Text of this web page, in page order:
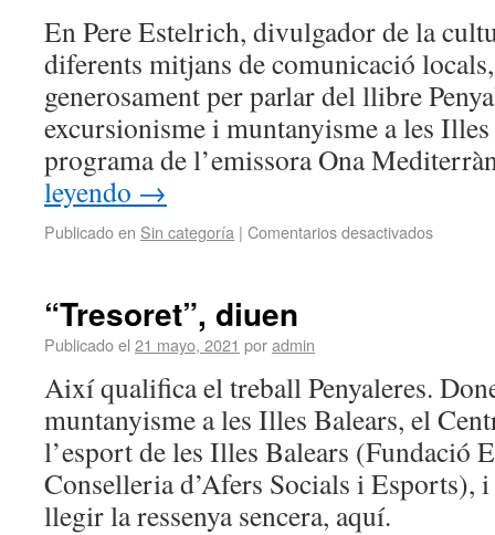
En Pere Estelrich, divulgador de la
diferents mitjans de comunicació
generosament per parlar del llibre
excursionisme i muntanyisme a les
programa de l’emissora Ona
leyendo →
Publicado en Sin categoría | Comentarios desactivados
“Tresoret”, diuen
Publicado el 21 mayo, 2021 poradmin
Així qualifica el treball Penyaleres.
muntanyisme a les Illes Balears, el
l’esport de les Illes Balears (Fundació
Conselleria d’Afers Socials i Esports),
llegir la ressenya sencera, aquí.